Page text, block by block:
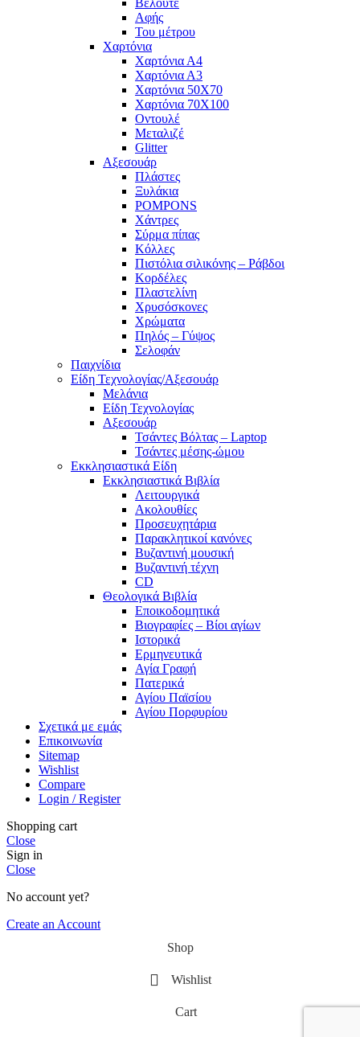
Βελουτέ
Αφής
Του μέτρου
Χαρτόνια
Χαρτόνια Α4
Χαρτόνια Α3
Χαρτόνια 50Χ70
Χαρτόνια 70Χ100
Οντουλέ
Μεταλιζέ
Glitter
Αξεσουάρ
Πλάστες
Ξυλάκια
POMPONS
Χάντρες
Σύρμα πίπας
Κόλλες
Πιστόλια σιλικόνης – Ράβδοι
Κορδέλες
Πλαστελίνη
Χρυσόσκονες
Χρώματα
Πηλός – Γύψος
Σελοφάν
Παιχνίδια
Είδη Τεχνολογίας/Αξεσουάρ
Μελάνια
Είδη Τεχνολογίας
Αξεσουάρ
Τσάντες Βόλτας – Laptop
Τσάντες μέσης-ώμου
Εκκλησιαστικά Είδη
Εκκλησιαστικά Βιβλία
Λειτουργικά
Ακολουθίες
Προσευχητάρια
Παρακλητικοί κανόνες
Βυζαντινή μουσική
Βυζαντινή τέχνη
CD
Θεολογικά Βιβλία
Εποικοδομητικά
Βιογραφίες – Βίοι αγίων
Ιστορικά
Ερμηνευτικά
Αγία Γραφή
Πατερικά
Αγίου Παϊσίου
Αγίου Πορφυρίου
Σχετικά με εμάς
Επικοινωνία
Sitemap
Wishlist
Compare
Login / Register
Shopping cart
Close
Sign in
Close
No account yet?
Create an Account
Shop
Wishlist
Cart